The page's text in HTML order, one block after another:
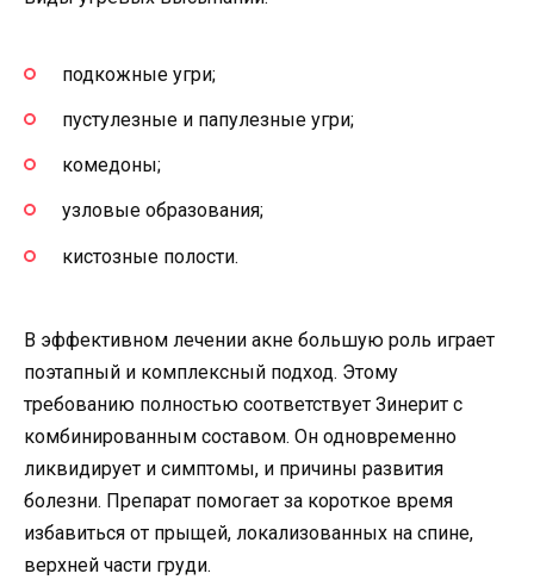
подкожные угри;
пустулезные и папулезные угри;
комедоны;
узловые образования;
кистозные полости.
В эффективном лечении акне большую роль играет
поэтапный и комплексный подход. Этому
требованию полностью соответствует Зинерит с
комбинированным составом. Он одновременно
ликвидирует и симптомы, и причины развития
болезни. Препарат помогает за короткое время
избавиться от прыщей, локализованных на спине,
верхней части груди.